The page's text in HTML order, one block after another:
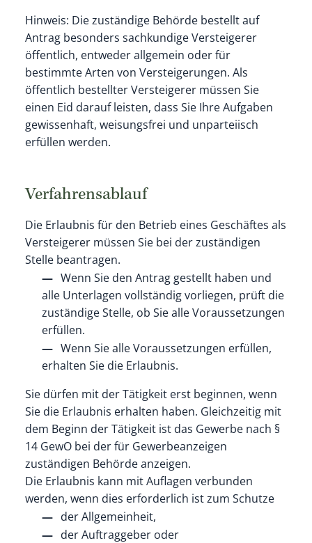
Hinweis: Die zuständige Behörde bestellt auf
Antrag besonders sachkundige Versteigerer
öffentlich, entweder allgemein oder für
bestimmte Arten von Versteigerungen. Als
öffentlich bestellter Versteigerer müssen Sie
einen Eid darauf leisten, dass Sie Ihre Aufgaben
gewissenhaft, weisungsfrei und unparteiisch
erfüllen werden.
Verfahrensablauf
Die Erlaubnis für den Betrieb eines Geschäftes als
Versteigerer müssen Sie bei der zuständigen
Stelle beantragen.
Wenn Sie den Antrag gestellt haben und
alle Unterlagen vollständig vorliegen, prüft die
zuständige Stelle, ob Sie alle Voraussetzungen
erfüllen.
Wenn Sie alle Voraussetzungen erfüllen,
erhalten Sie die Erlaubnis.
Sie dürfen mit der Tätigkeit erst beginnen, wenn
Sie die Erlaubnis erhalten haben. Gleichzeitig mit
dem Beginn der Tätigkeit ist das Gewerbe nach §
14 GewO bei der für Gewerbeanzeigen
zuständigen Behörde anzeigen.
Die Erlaubnis kann mit Auflagen verbunden
werden, wenn dies erforderlich ist zum Schutze
der Allgemeinheit,
der Auftraggeber oder